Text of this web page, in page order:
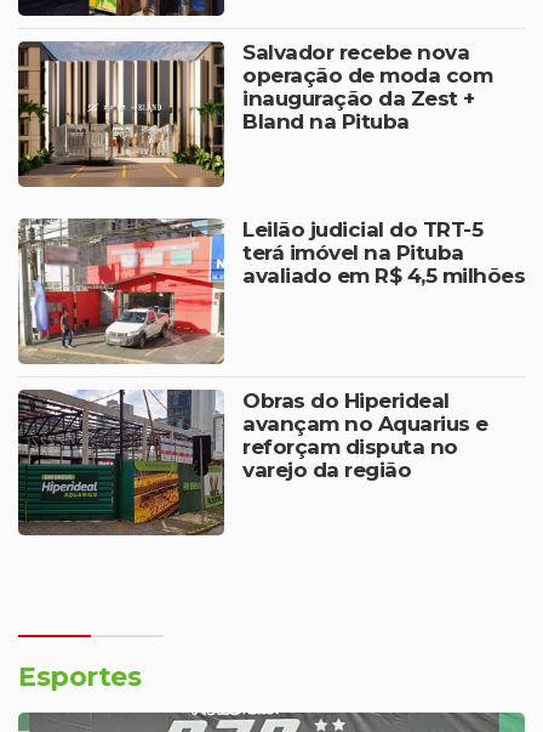
Salvador recebe nova
operação de moda com
inauguração da Zest +
Bland na Pituba
Leilão judicial do TRT-5
terá imóvel na Pituba
avaliado em R$ 4,5 milhões
Obras do Hiperideal
avançam no Aquarius e
reforçam disputa no
varejo da região
Esportes